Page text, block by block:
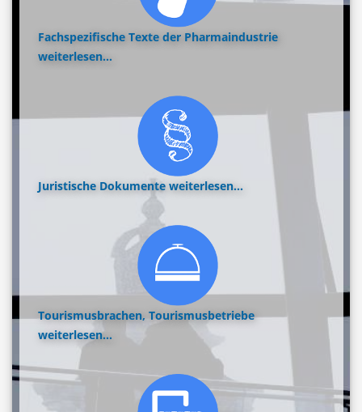
Fachspezifische Texte der Pharmaindustrie
weiterlesen...
Juristische Dokumente weiterlesen...
Tourismusbrachen, Tourismusbetriebe
weiterlesen...